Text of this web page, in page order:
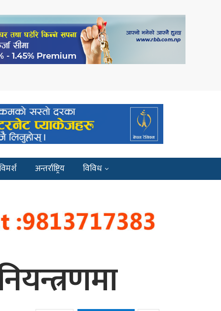
अन्तर्राष्ट्रिय विविध